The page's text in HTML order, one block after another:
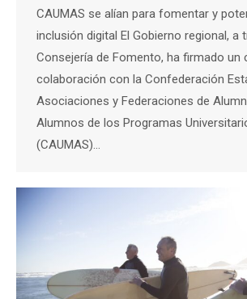
CAUMAS se alían para fomentar y
inclusión digital El Gobierno regional, a
Consejería de Fomento, ha firmado un
colaboración con la Confederación
Asociaciones y Federaciones de
Alumnos de los Programas
(CAUMAS)…